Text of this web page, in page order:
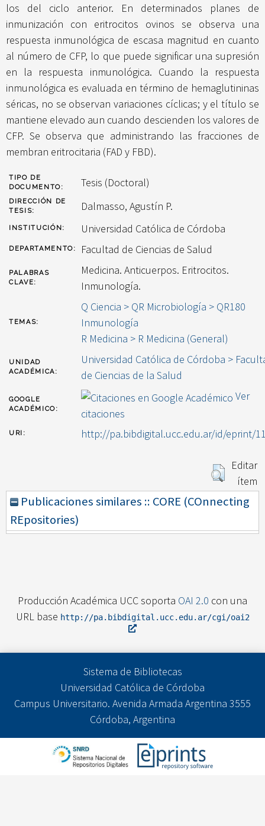
los del ciclo anterior. En determinados planes de
inmunización con eritrocitos ovinos se observa una
respuesta inmunológica de escasa magnitud en cuanto
al número de CFP, lo que puede significar una supresión
en la respuesta inmunológica. Cuando la respuesta
inmunológica es evaluada en término de hemaglutininas
séricas, no se observan variaciones cíclicas; y el título se
mantiene elevado aun cuando descienden los valores de
CFP. Se observa que administrando las fracciones de
membran eritrocitaria (FAD y FBD).
TIPO DE
DOCUMENTO:
Tesis (Doctoral)
DIRECCIÓN DE
TESIS:
Dalmasso, Agustín P.
INSTITUCIÓN: Universidad Católica de Córdoba
DEPARTAMENTO: Facultad de Ciencias de Salud
PALABRAS
CLAVE:
Medicina. Anticuerpos. Eritrocitos.
Inmunología.
TEMAS:
Q Ciencia > QR Microbiología > QR180
Inmunología
R Medicina > R Medicina (General)
UNIDAD
ACADÉMICA:
Universidad Católica de Córdoba >
de Ciencias de la Salud
GOOGLE
ACADÉMICO:
Ver
citaciones
URI: http://pa.bibdigital.ucc.edu.ar/id/eprint/
Editar
ítem
Publicaciones similares :: CORE (COnnecting
REpositories)
Producción Académica UCC soporta OAI 2.0 con una
URL base http://pa.bibdigital.ucc.edu.ar/cgi/oai2
Sistema de Bibliotecas
Universidad Católica de Córdoba
Campus Universitario. Avenida Armada Argentina 3555
Córdoba, Argentina